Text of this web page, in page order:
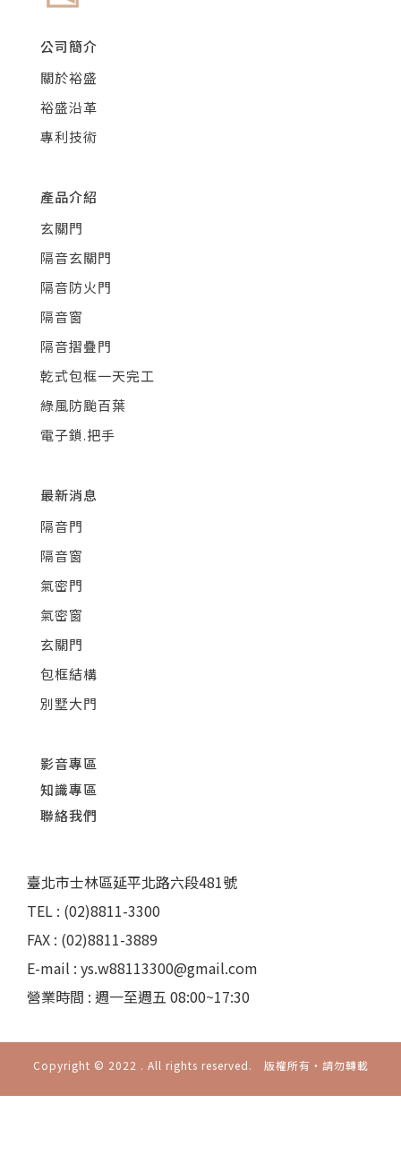
公司簡介
關於裕盛
裕盛沿革
專利技術
產品介紹
玄關門
隔音玄關門
隔音防火門
隔音窗
隔音摺疊門
乾式包框一天完工
綠風防颱百葉
電子鎖.把手
最新消息
隔音門
隔音窗
氣密門
氣密窗
玄關門
包框結構
別墅大門
影音專區
知識專區
聯絡我們
臺北市士林區延平北路六段481號
TEL : (02)8811-3300
FAX : (02)8811-3889
E-mail : ys.w88113300@gmail.com
營業時間 : 週一至週五 08:00~17:30
Copyright © 2022 . All rights reserved. 版權所有‧請勿轉載